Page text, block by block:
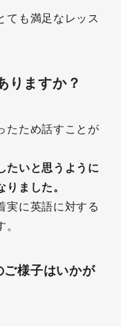
ても満足なレッス
りますか？
たため話すことが
たいと思うように
ました。
実に英語に対する
ご様子はいかが